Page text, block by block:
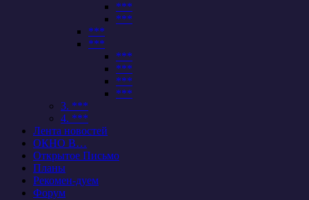
***
***
***
***
***
***
***
***
3. ***
4. ***
Лента новостей
ОКНО В…
Открытое Письмо
Планы
Рекомен-дуем
Форум